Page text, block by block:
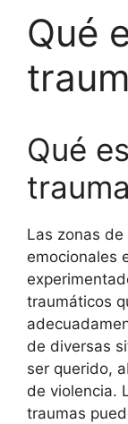
Qué
Qué
Las zonas
emocionales
traumáticos
de diversas
ser querido,
de violencia.
traumas